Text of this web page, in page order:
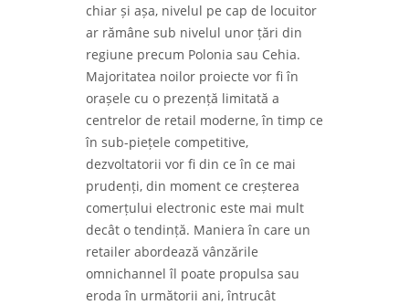
chiar și așa, nivelul pe cap de locuitor
ar rămâne sub nivelul unor țări din
regiune precum Polonia sau Cehia.
Majoritatea noilor proiecte vor fi în
orașele cu o prezență limitată a
centrelor de retail moderne, în timp ce
în sub-piețele competitive,
dezvoltatorii vor fi din ce în ce mai
prudenți, din moment ce creșterea
comerțului electronic este mai mult
decât o tendință. Maniera în care un
retailer abordează vânzările
omnichannel îl poate propulsa sau
eroda în următorii ani, întrucât